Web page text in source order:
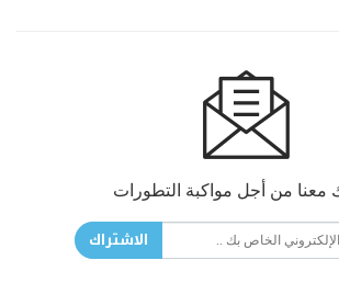
معنا من أجل مواكبة التطورات
الاشتراك